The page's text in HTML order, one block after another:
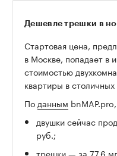
Дешевле трешки в
Стартовая цена,
в Москве, попадает в
стоимостью
квартиры в столичных
По данным
двушки сейчас
руб.;
трешки — за 77,6